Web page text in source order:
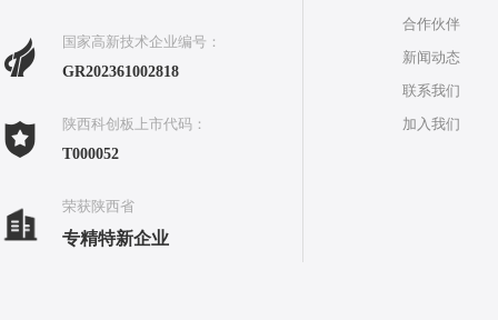
国家高新技术企业编号：
GR202361002818
陕西科创板上市代码：
T000052
荣获陕西省
专精特新企业
合作伙伴
新闻动态
联系我们
加入我们